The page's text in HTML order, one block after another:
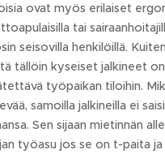
ovat myös erilaiset
tai
seisovilla henkilöillä.
tällöin kyseiset jalkineet
työpaikan tiloihin.
samoilla jalkineilla ei
Sen sijaan mietinnän
työasu jos se on t-paita